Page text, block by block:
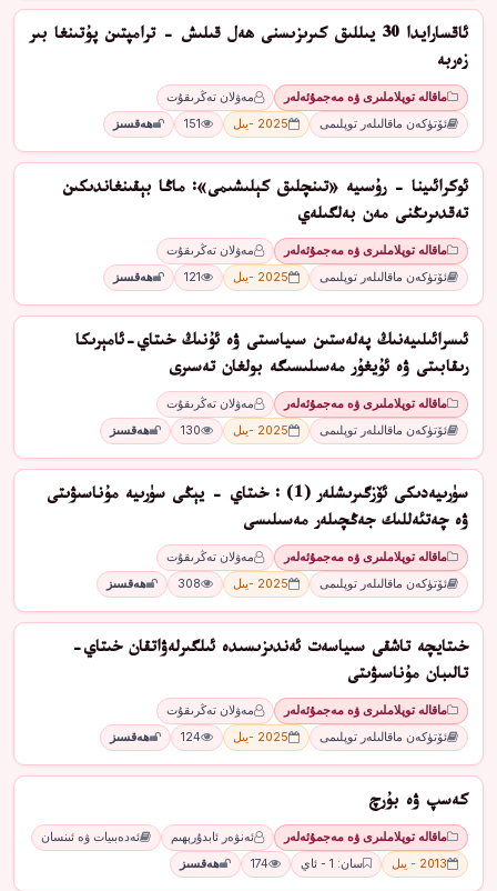
ئاقسارايدا 30 يىللىق كىرىزىسنى ھەل قىلىش - ترامپتىن پۇتىنغا بىر
زەربە
ماقالە توپلاملىرى ۋە مەجمۇئەلەر
مەۋلان تەڭرىقۇت
ئۆتۈكەن ماقالىلەر توپلىمى
2025 -يىل 151 ھەقسىز
ئوكرائىينا - رۇسىيە «تىنچلىق كېلىشىمى»: ماڭا بېقىنغاندىكىن
تەقدىرىڭنى مەن بەلگىلەي
ماقالە توپلاملىرى ۋە مەجمۇئەلەر
مەۋلان تەڭرىقۇت
ئۆتۈكەن ماقالىلەر توپلىمى
2025 -يىل 121 ھەقسىز
ئىسرائىلىيەنىڭ پەلەستىن سىياسىتى ۋە ئۇنىڭ خىتاي-ئامېرىكا
رىقابىتى ۋە ئۇيغۇر مەسىلىسىگە بولغان تەسىرى
ماقالە توپلاملىرى ۋە مەجمۇئەلەر
مەۋلان تەڭرىقۇت
ئۆتۈكەن ماقالىلەر توپلىمى
2025 -يىل 130 ھەقسىز
سۈرىيەدىكى ئۆزگىرىشلەر (1) : خىتاي - يېڭى سۈرىيە مۇناسىۋىتى
ۋە چەتئەللىك جەڭچىلەر مەسىلىسى
ماقالە توپلاملىرى ۋە مەجمۇئەلەر
مەۋلان تەڭرىقۇت
ئۆتۈكەن ماقالىلەر توپلىمى
2025 -يىل 308 ھەقسىز
خىتايچە تاشقى سىياسەت ئەندىزىسىدە ئىلگىرلەۋاتقان خىتاي-
تالىبان مۇناسىۋىتى
ماقالە توپلاملىرى ۋە مەجمۇئەلەر
مەۋلان تەڭرىقۇت
ئۆتۈكەن ماقالىلەر توپلىمى
2025 -يىل 124 ھەقسىز
كەسپ ۋە بۇرچ
ماقالە توپلاملىرى ۋە مەجمۇئەلەر ئەنۋەر ئابدۇرېھىم
ئەدەبىيات ۋە ئىنسان
2013 - يىل
سان: 1 - ئاي 174 ھەقسىز